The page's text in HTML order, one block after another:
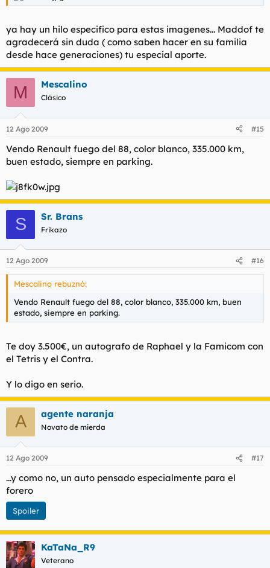
ya hay un hilo especifico para estas imagenes... Maddof te
agradecerá sin duda ( como saben hacer en su familia
desde hace generaciones) tu especial aporte.
M Mescalino
Clásico
12 Ago 2009 #15
Vendo Renault fuego del 88, color blanco, 335.000 km,
buen estado, siempre en parking.
S Sr. Brans
Frikazo
12 Ago 2009 #16
Mescalino rebuznó:
Vendo Renault fuego del 88, color blanco, 335.000 km, buen
estado, siempre en parking.
Te doy 3.500€, un autografo de Raphael y la Famicom con
el Tetris y el Contra.
Y lo digo en serio.
A agente naranja
Novato de mierda
12 Ago 2009 #17
...y como no, un auto pensado especialmente para el
forero
Spoiler
KaTaNa_R9
Veterano